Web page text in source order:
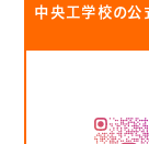
中央工学校の公